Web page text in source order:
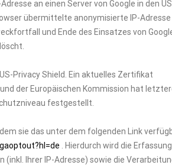
an einen Server von Google in den
übermittelte anonymisierte IP-Adresse
und Ende des Einsatzes von
Privacy Shield. Ein aktuelles Zertifikat
der Europäischen Kommission hat
festgestellt.
sie das unter dem folgenden Link
. Hierdurch wird die
Ihrer IP-Adresse) sowie die